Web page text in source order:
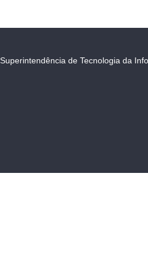
Superintendência de Tecnologia da